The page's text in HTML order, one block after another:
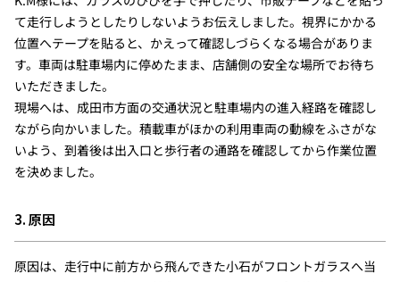
て走行しようとしたりしないようお伝えしました。視界にかかる
位置へテープを貼ると、かえって確認しづらくなる場合がありま
す。車両は駐車場内に停めたまま、店舗側の安全な場所でお待ち
いただきました。
現場へは、成田市方面の交通状況と駐車場内の進入経路を確認し
ながら向かいました。積載車がほかの利用車両の動線をふさがな
いよう、到着後は出入口と歩行者の通路を確認してから作業位置
を決めました。
3. 原因
原因は、走行中に前方から飛んできた小石がフロントガラスへ当